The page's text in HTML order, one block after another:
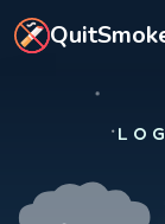
Ir al contenido